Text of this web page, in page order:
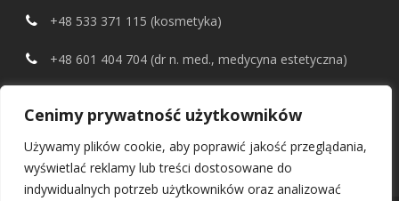
Cenimy prywatność użytkowników
Używamy plików cookie, aby poprawić jakość przeglądania,
wyświetlać reklamy lub treści dostosowane do
indywidualnych potrzeb użytkowników oraz analizować
+48 533 371 115 (kosmetyka)
+48 601 404 704 (dr n. med., medycyna estetyczna)